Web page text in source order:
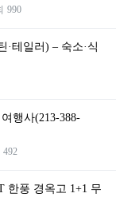
990
테일러) – 숙소·식
행사(213-388-
492
한풍 경옥고 1+1 무